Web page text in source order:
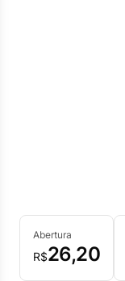
Abertura
R$26,20